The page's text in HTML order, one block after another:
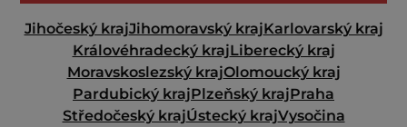
Jihočeský krajJihomoravský krajKarlovarský kraj
Královéhradecký krajLiberecký kraj
Moravskoslezský krajOlomoucký kraj
Pardubický krajPlzeňský krajPraha
Středočeský krajÚstecký krajVysočina